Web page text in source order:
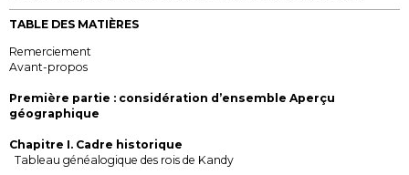
TABLE DES MATIÈRES
Remerciement
Avant-propos
Première partie : considération d’ensemble Aperçu
géographique
Chapitre I. Cadre historique
Tableau généalogique des rois de Kandy